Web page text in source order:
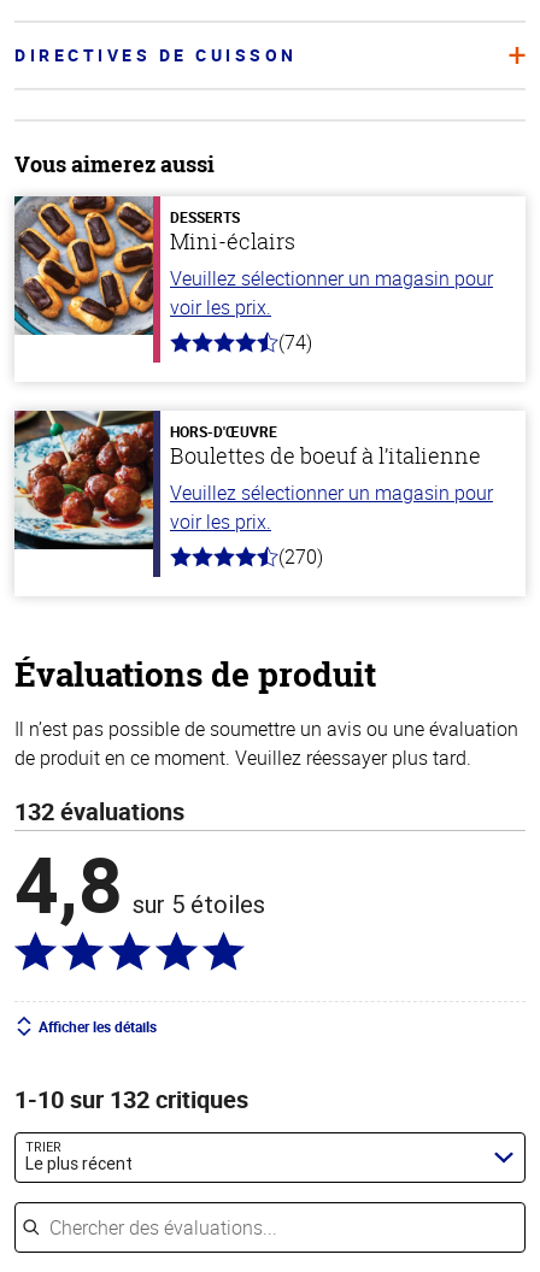
DIRECTIVES DE CUISSON
Vous aimerez aussi
DESSERTS
Mini-éclairs
Veuillez sélectionner un magasin pour
voir les prix.
4.7
stars
(74)
HORS-D'ŒUVRE
Boulettes de boeuf à l’italienne
Veuillez sélectionner un magasin pour
voir les prix.
4.5
(270)
Évaluations de produit
Il n’est pas possible de soumettre un avis ou une évaluation
de produit en ce moment. Veuillez réessayer plus tard.
132 évaluations
4,8 sur 5 étoiles
Afficher les détails
1-10 sur 132 critiques
TRIER
Le plus récent
Chercher des évaluations